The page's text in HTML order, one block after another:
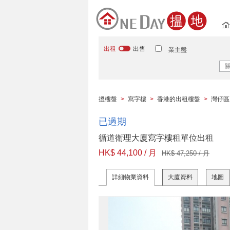
出租 出售 業主盤
搵樓盤 > 寫字樓 > 香港的出租樓盤 > 灣仔區
已過期
循道衛理大廈寫字樓租單位出租
HK$ 44,100 / 月
HK$ 47,250 / 月
詳細物業資料 大廈資料 地圖